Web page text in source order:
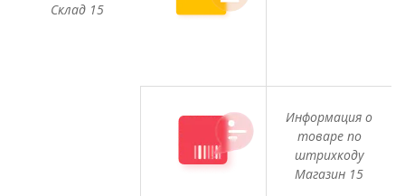
Склад 15
Информация о
товаре по
штрихкоду
Магазин 15